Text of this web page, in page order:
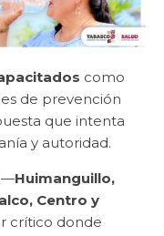
como
de prevención
que intenta
y autoridad.
—Huimanguillo,
Centro y
crítico donde